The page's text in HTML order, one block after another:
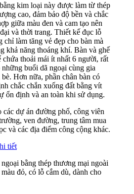
kim loại này được làm từ thép
cao, đảm bảo độ bền và chắc
giữa màu đen và cam tạo nên
và thời trang. Thiết kế đục lỗ
chỉ làm tăng vẻ đẹp cho bàn mà
khả năng thoáng khí. Bàn và ghế
chứa thoải mái ít nhất 6 người, rất
buổi dã ngoại cùng gia
Hơn nữa, phần chân bàn có
chắc chắn xuống đất bằng vít
ổn định và an toàn khi sử dụng.
các dự án đường phố, công viên
ven đường, trung tâm mua
và các địa điểm công cộng khác.
tiết